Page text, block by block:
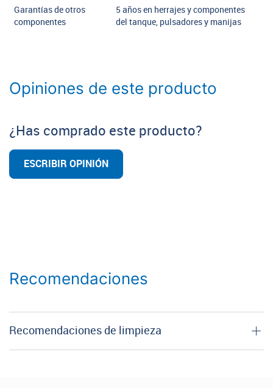
Garantías de otros
componentes
5 años en herrajes y componentes
del tanque, pulsadores y manijas
Opiniones de este producto
¿Has comprado este producto?
ESCRIBIR OPINIÓN
Recomendaciones
Recomendaciones de limpieza